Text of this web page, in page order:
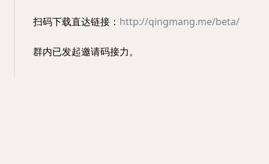
扫码下载直达链接： http://qingmang.me/beta/
群内已发起邀请码接力。